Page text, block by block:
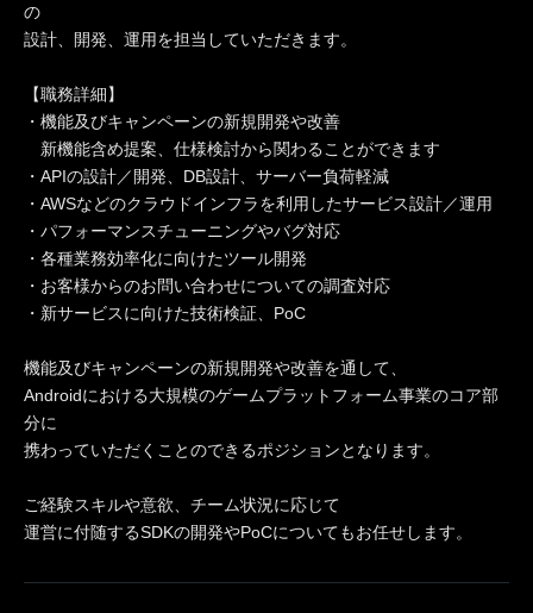
の
設計、開発、運用を担当していただきます。
【職務詳細】
・機能及びキャンペーンの新規開発や改善
新機能含め提案、仕様検討から関わることができます
・APIの設計／開発、DB設計、サーバー負荷軽減
・AWSなどのクラウドインフラを利用したサービス設計／運用
・パフォーマンスチューニングやバグ対応
・各種業務効率化に向けたツール開発
・お客様からのお問い合わせについての調査対応
・新サービスに向けた技術検証、PoC
機能及びキャンペーンの新規開発や改善を通して、
Androidにおける大規模のゲームプラットフォーム事業のコア部
分に
携わっていただくことのできるポジションとなります。
ご経験スキルや意欲、チーム状況に応じて
運営に付随するSDKの開発やPoCについてもお任せします。